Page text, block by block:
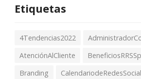
Etiquetas
4Tendencias2022
AtenciónAlCliente
Branding